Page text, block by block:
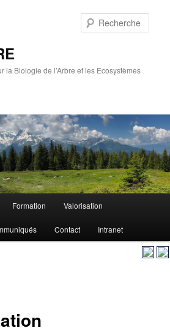
la Biologie de l’Arbre et les Ecosystèmes
Formation Valorisation
Contact Intranet